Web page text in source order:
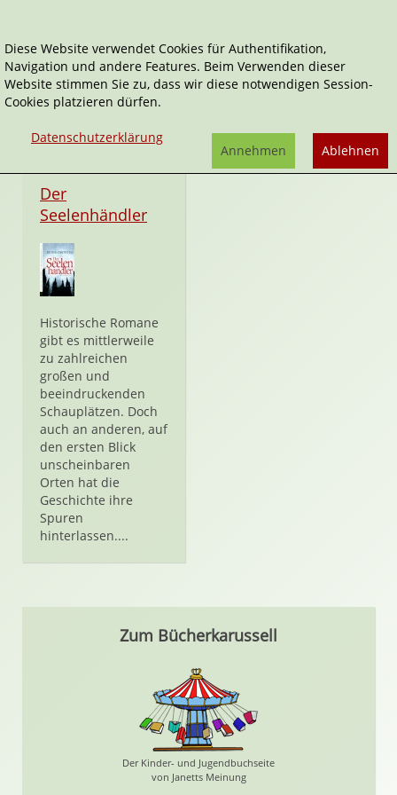
fredeboldundfischer
Der
Seelenhändler
Historische Romane
gibt es mittlerweile
zu zahlreichen
großen und
beeindruckenden
Schauplätzen. Doch
auch an anderen, auf
den ersten Blick
unscheinbaren
Orten hat die
Geschichte ihre
Spuren
hinterlassen....
Zum Bücherkarussell
Der Kinder- und Jugendbuchseite
von Janetts Meinung
Diese Website verwendet Cookies für Authentifikation,
Navigation und andere Features. Beim Verwenden dieser
Website stimmen Sie zu, dass wir diese notwendigen Session-
Cookies platzieren dürfen.
Datenschutzerklärung
Ablehnen
Annehmen